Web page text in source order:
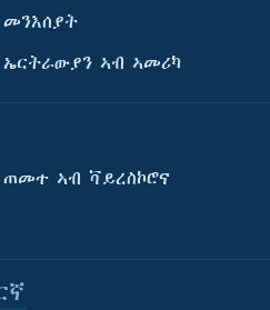
መንእሰያት
ኤርትራውያን ኣብ ኣመሪካ
ጠመተ ኣብ ቫይረስኮሮና